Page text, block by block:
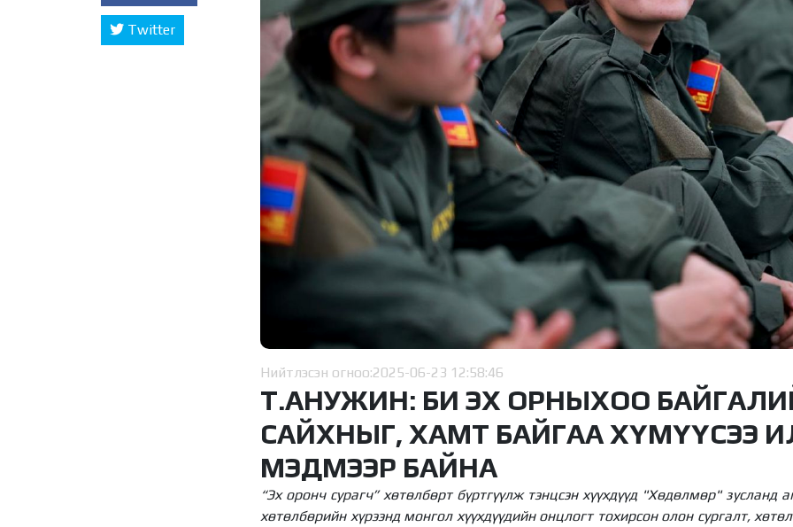
Twitter
Нийтлэсэн огноо:2025-06-23 12:58:46
Т.АНУЖИН: БИ ЭХ ОРНЫХОО
САЙХНЫГ, ХАМТ БАЙГАА ХҮМҮҮСЭЭ
МЭДМЭЭР БАЙНА
“Эх оронч сурагч” хөтөлбөрт бүртгүүлж тэнцсэн хүүхдүүд "Хөдөлмөр" зусланд
хөтөлбөрийн хүрээнд монгол хүүхдүүдийн онцлогт тохирсон олон сургалт,